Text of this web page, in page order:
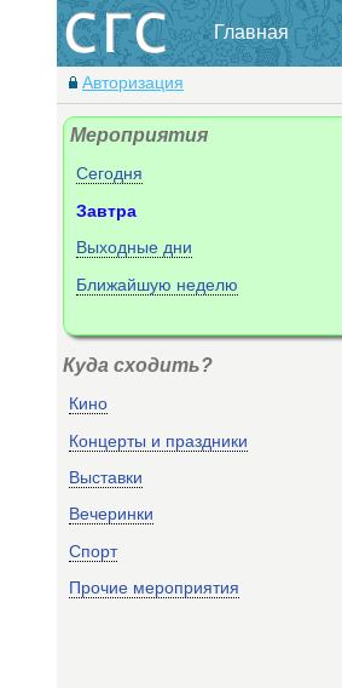
Главная
Авторизация
Мероприятия
Сегодня
Завтра
Выходные дни
Ближайшую неделю
Куда сходить?
Кино
Концерты и праздники
Выставки
Вечеринки
Спорт
Прочие мероприятия